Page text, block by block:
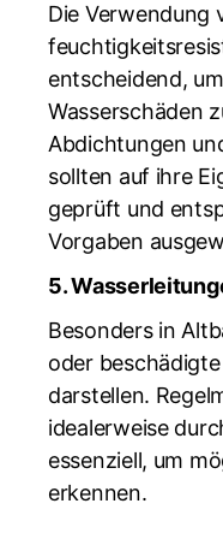
Die Verwendung
entscheidend,
Wasserschäden
Abdichtungen
sollten auf ihre
geprüft und
Vorgaben
5.
Besonders in
oder
darstellen.
idealerweise
essenziell, um
erkennen.